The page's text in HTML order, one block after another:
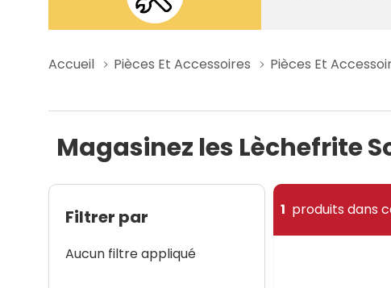
Accueil Pièces Et Accessoires Pièces Et
Magasinez les Lèchefrite
Filtrer par
Aucun filtre appliqué
1 produits dans